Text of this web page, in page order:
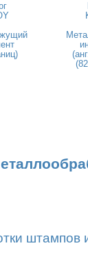
штампов